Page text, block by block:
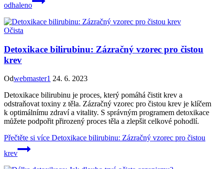
odhaleno
Očista
Detoxikace bilirubinu: Zázračný vzorec pro čistou
krev
Odwebmaster1 24. 6. 2023
Detoxikace bilirubinu je proces, který pomáhá čistit krev a
odstraňovat toxiny z těla. Zázračný vzorec pro čistou krev je klíčem
k optimálnímu zdraví a vitality. S správným programem detoxikace
můžete podpořit přirozený proces těla a zlepšit celkové pohodlí.
Přečtěte si více Detoxikace bilirubinu: Zázračný vzorec pro čistou
krev